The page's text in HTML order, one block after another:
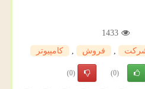
1433
فروش كامپیوتر
(0)
(0)